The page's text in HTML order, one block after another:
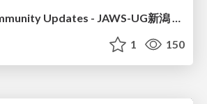
JAWS/AWS Community Updates - JAWS-UG新潟 #29
1 150